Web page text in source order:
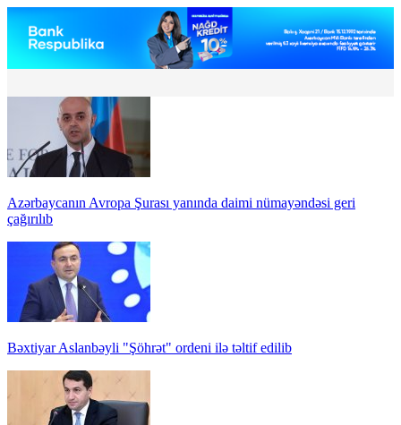
Azərbaycanın Avropa Şurası yanında daimi nümayəndəsi geri
çağırılıb
Bəxtiyar Aslanbəyli "Şöhrət" ordeni ilə təltif edilib